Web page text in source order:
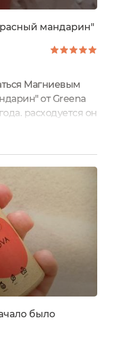
мандарин"
Магниевым
от Greena
расходуется он
жаркий период, в
дополнительную
он ее проходит
от
количество
было